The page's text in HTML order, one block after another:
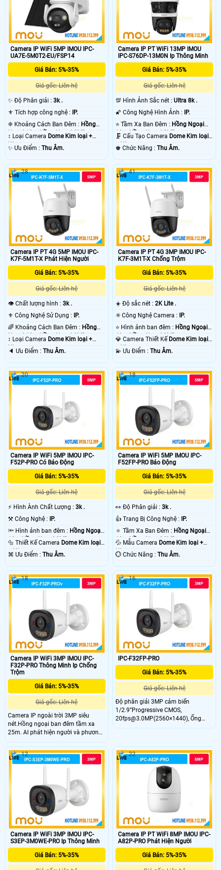
Camera IP WiFi 5MP IMOU IPC-
UA7E-5M0T2-EU/FSP14
Giá Bán: 5%-35%
Giá gốc: Liên hệ
✨ Độ Phân giải : 3k .
⚜️ Tích hợp công nghệ :
IP.
❈ Khoảng Cách Ban Đêm : Hồng
Ngoại 10m Hồng Ngoại SMD.
↕️ Loại Camera Dome Kim loại +
Nhựa.
️✨ Ưu Điểm : Thu Âm.
Camera IP PT WiFi 13MP IMOU
IPC-S76DP-13M0N Ip Thông Minh
Giá Bán: 5%-35%
Giá gốc: Liên hệ
💯 Hình Ảnh Sắc nét :Ultra 8k .
🌠 Công Nghệ Hình Ảnh :
IP.
⭐ Tầm Xa Ban Đêm : Hồng Ngoại
10m Hồng Ngoại SMD.
🗜️ Cấu Tạo Camera Dome Kim loại
+ Nhựa.
️♚ Chức Năng :Thu Âm.
Camera IP PT 4G 5MP IMOU IPC-
K7F-5M1T-X Phát Hiện Người
Giá Bán: 5%-35%
Giá gốc: Liên hệ
👁 Chất lượng hình : 3k .
⚜️ Công Nghệ Sử Dụng :
IP.
🌈 Khoảng Cách Ban Đêm : Hồng
Ngoại 10m Hồng Ngoại SMD.
↕️ Loại Camera Dome Kim loại +
Nhựa.
️🔈 Ưu Điểm : Thu Âm.
28
Camera IP PT 4G 3MP IMOU IPC-
K7F-3M1T-X Chống Trộm
Giá Bán: 5%-35%
Giá gốc: Liên hệ
☀️ Độ sắc nét :2K Lite .
✳️ Công Nghệ Camera :
IP.
⭐ Hình ảnh ban đêm : Hồng Ngoại
10m Hồng Ngoại SMD.
💎 Camera Thiết Kế Dome Kim loại
+ Nhựa.
️💫 Ưu Điểm :Thu Âm.
41
Camera IP WiFi 5MP IMOU IPC-
F52P-PRO Có Báo Động
Giá Bán: 5%-35%
Giá gốc: Liên hệ
️⚡ Hình Ành Chất Lượng : 3k .
⚒ Công Nghệ : IP.
🔦 Hình ảnh ban đêm : Hồng Ngoại
10m Hồng Ngoại SMD.
🔩 Thiết Kế Camera Dome Kim loại
+ Nhựa.
️⌘ Ưu Điểm : Thu Âm.
20
Camera IP WiFi 5MP IMOU IPC-
F52FP-PRO Báo Động
Giá Bán: 5%-35%
Giá gốc: Liên hệ
️👀 Độ Phân giải :3k .
👍 Trang Bị Công Nghệ : IP.
🔅 Tầm Xa Ban Đêm : Hồng Ngoại
10m Hồng Ngoại SMD.
💦 Mẫu Camera Dome Kim loại +
Nhựa.
️💮 Chức Năng :Thu Âm.
18
Camera IP WiFi 3MP IMOU IPC-
F32P-PRO Thông Minh Ip Chống
Trộm
Giá Bán: 5%-35%
Giá gốc: Liên hệ
Camera IP ngoài trời 3MP siêu
nét.Hồng ngoại ban đêm tầm xa
25m. AI phát hiện người và phương
tiện thông minh.Cảnh báo đèn đỏ –
xanh tăng tính răn đe.
18
IPC-F32FP-PRO
Giá Bán: 5%-35%
Giá gốc: Liên hệ
Độ phân giải 3MP cảm biến
1/2.9”Progressive CMOS,
20fps@3.0MP(2560×1440), Ống
kính cố định 2.8mm, Chuẩn nén
mic,Hỗ trợ công nghệ thông minh:
Phát hiện chuyển động, phát hiện
con người. Hỗ trợ khe cắm thẻ nhớ
Micro SD lên đến 512GB
16
Camera IP WiFi 3MP IMOU IPC-
S3EP-3M0WE-PRO Ip Thông Minh
Giá Bán: 5%-35%
12
Camera IP PT WiFi 8MP IMOU IPC-
A82P-PRO Phát Hiện Người
Giá Bán: 5%-35%
22